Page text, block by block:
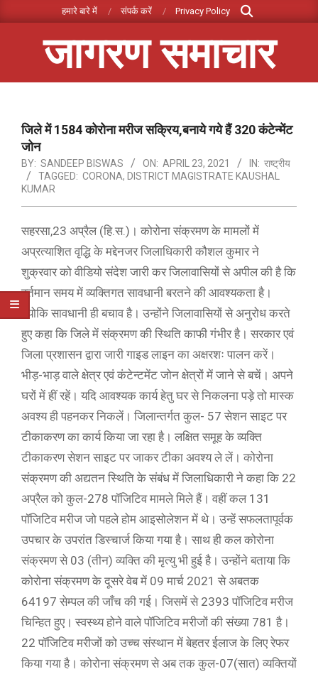
to
हमारे बारे में संपर्क करें Privacy Policy
Search
जागरण समाचार
Menuजिले में 1584 कोरोना मरीज सक्रिय,बनाये गये हैं 320 कंटेन्मेंट
जोन
BY: SANDEEP BISWAS ON: APRIL 23, 2021 IN: राष्ट्रीय
TAGGED: CORONA, DISTRICT MAGISTRATE KAUSHAL
KUMAR
सहरसा,23 अप्रैल (हि.स.)। कोरोना संक्रमण के मामलों में
अप्रत्याशित वृद्धि के मद्देनजर जिलाधिकारी कौशल कुमार ने
शुक्रवार को वीडियो संदेश जारी कर जिलावासियों से अपील की है कि
वर्तमान समय में व्यक्तिगत सावधानी बरतने की आवश्यकता है।
क्योकि सावधानी ही बचाव है। उन्होंने जिलावासियों से अनुरोध करते
हुए कहा कि जिले में संक्रमण की स्थिति काफी गंभीर है। सरकार एवं
जिला प्रशासन द्वारा जारी गाइड लाइन का अक्षरशः पालन करें।
भीड़-भाड़ वाले क्षेत्र एवं कंटेन्टमेंट जोन क्षेत्रों में जाने से बचें। अपने
घरों में हीं रहें। यदि आवश्यक कार्य हेतु घर से निकलना पड़े तो मास्क
अवश्य ही पहनकर निकलें। जिलान्तर्गत कुल- 57 सेशन साइट पर
टीकाकरण का कार्य किया जा रहा है। लक्षित समूह के व्यक्ति
टीकाकरण सेशन साइट पर जाकर टीका अवश्य ले लें। कोरोना
संक्रमण की अद्यतन स्थिति के संबंध में जिलाधिकारी ने कहा कि 22
अप्रैल को कुल-278 पॉजिटिव मामले मिले हैं। वहीं कल 131
पॉजिटिव मरीज जो पहले होम आइसोलेशन में थे। उन्हें सफलतापूर्वक
उपचार के उपरांत डिस्चार्ज किया गया है। साथ ही कल कोरोना
संक्रमण से 03 (तीन) व्यक्ति की मृत्यु भी हुई है। उन्होंने बताया कि
कोरोना संक्रमण के दूसरे वेब में 09 मार्च 2021 से अबतक
64197 सेम्पल की जाँच की गई। जिसमें से 2393 पॉजिटिव मरीज
चिन्हित हुए। स्वस्थ्य होने वाले पॉजिटिव मरीजों की संख्या 781 है।
22 पॉजिटिव मरीजों को उच्च संस्थान में बेहतर ईलाज के लिए रेफर
किया गया है। कोरोना संक्रमण से अब तक कुल-07(सात) व्यक्तियों